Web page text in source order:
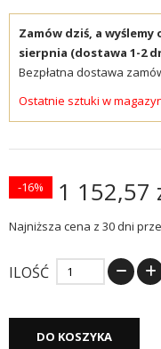
Zamów dziś, a wyślemy
sierpnia (dostawa 1-2
Bezpłatna dostawa
Ostatnie sztuki w
1 152,57
-16%
Najniższa cena z 30 dni
ILOŚĆ
DO KOSZYKA